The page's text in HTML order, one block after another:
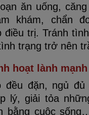
ăn uống,
khám, chẩn
điều trị. Tránh
trạng trở nên
hoạt lành mạnh
đều đặn, ngủ
lý, giải tỏa
bằng cuộc